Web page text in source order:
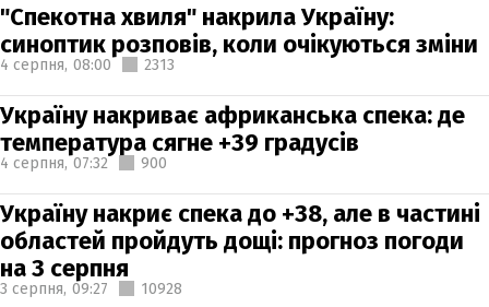
"Спекотна хвиля" накрила Україну:
синоптик розповів, коли очікуються зміни
4 серпня, 08:00 2313
Україну накриває африканська спека: де
температура сягне +39 градусів
4 серпня, 07:32 900
Україну накриє спека до +38, але в частині
областей пройдуть дощі: прогноз погоди
на 3 серпня
3 серпня, 09:27 10928